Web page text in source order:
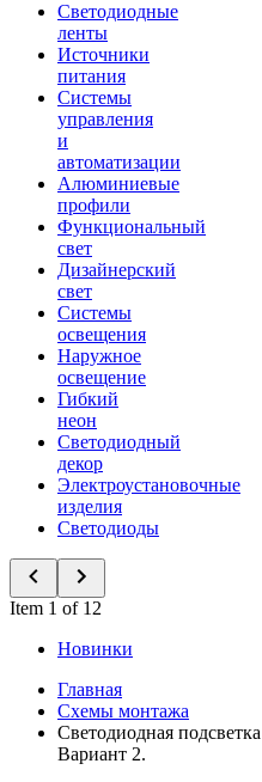
Светодиодные
ленты
Источники
питания
Системы
управления
и
автоматизации
Алюминиевые
профили
Функциональный
свет
Дизайнерский
свет
Системы
освещения
Наружное
освещение
Гибкий
неон
Светодиодный
декор
Электроустановочные
изделия
Светодиоды
Item 1 of 12
Новинки
Главная
Схемы монтажа
Светодиодная
Вариант 2.